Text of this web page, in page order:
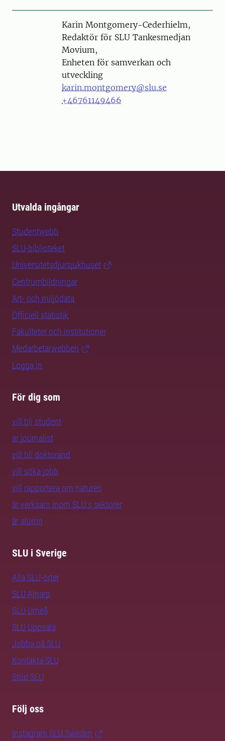
PersonKarin Montgomery-Cederhielm,
Redaktör för SLU Tankesmedjan
Movium,
Enheten för samverkan och
utveckling
karin.montgomery@slu.se
+46761149466
Utvalda ingångar
Studentwebb
SLU-biblioteket
Universitetsdjursjukhuset
Centrumbildningar
Art- och miljödata
Officiell statistik
Fakulteter och institutioner
Medarbetarwebben
Logga in
För dig som
vill bli student
är journalist
vill bli doktorand
vill söka jobb
vill rapportera om naturen
är verksam inom SLU:s sektorer
är alumn
SLU i Sverige
Alla SLU-orter
SLU Alnarp
SLU Umeå
SLU Uppsala
Jobba på SLU
Kontakta SLU
Stöd SLU
Följ oss
Instagram SLU.Sweden